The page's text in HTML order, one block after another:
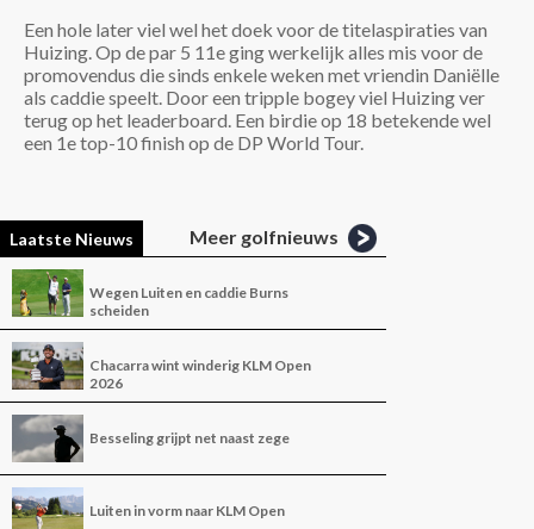
Een hole later viel wel het doek voor de titelaspiraties van
Huizing. Op de par 5 11e ging werkelijk alles mis voor de
promovendus die sinds enkele weken met vriendin Daniëlle
als caddie speelt. Door een tripple bogey viel Huizing ver
terug op het leaderboard. Een birdie op 18 betekende wel
een 1e top-10 finish op de DP World Tour.
Laatste Nieuws Meer golfnieuws
Wegen Luiten en caddie Burns
scheiden
Chacarra wint winderig KLM Open
2026
Besseling grijpt net naast zege
Luiten in vorm naar KLM Open